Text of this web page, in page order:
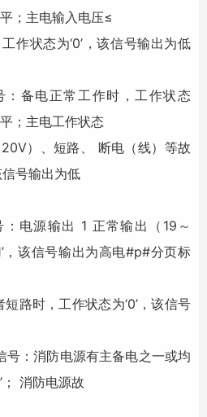
平；主电输入电压≤
作状态为‘0’，该信号输出为低
备电正常工作时，工作状态
；主电工作状态
）、短路、 断电（线）等故
信号输出为低
电源输出 1 正常输出（19～
，该信号输出为高电#p#分页标
路时，工作状态为‘0’，该信号
：消防电源有主备电之一或均
； 消防电源故